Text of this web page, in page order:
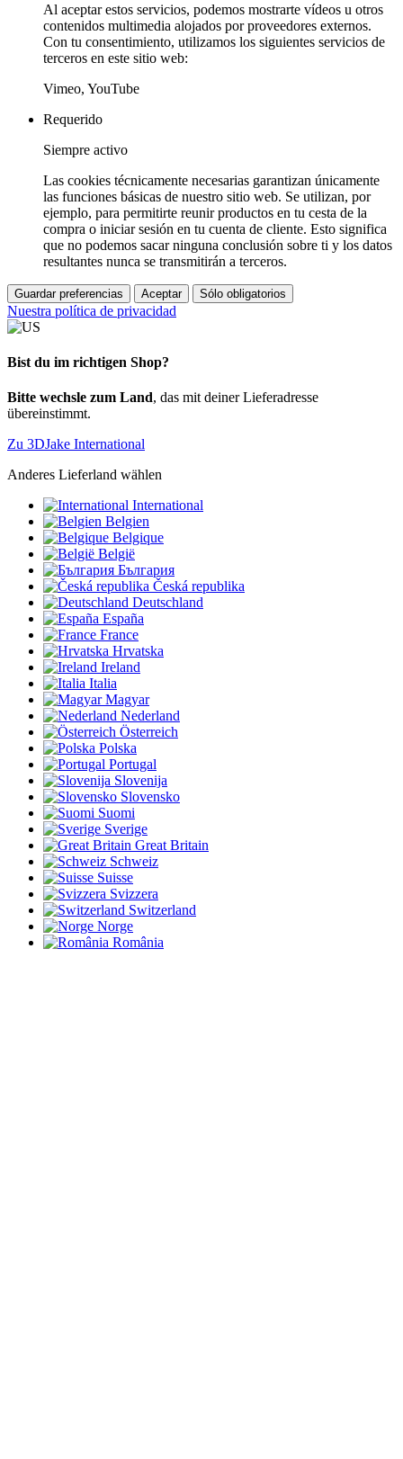
Al aceptar estos servicios, podemos mostrarte vídeos u otros
contenidos multimedia alojados por proveedores externos.
Con tu consentimiento, utilizamos los siguientes servicios de
terceros en este sitio web:
Vimeo, YouTube
Requerido
Siempre activo
Las cookies técnicamente necesarias garantizan únicamente
las funciones básicas de nuestro sitio web. Se utilizan, por
ejemplo, para permitirte reunir productos en tu cesta de la
compra o iniciar sesión en tu cuenta de cliente. Esto significa
que no podemos sacar ninguna conclusión sobre ti y los datos
resultantes nunca se transmitirán a terceros.
Guardar preferencias Aceptar Sólo obligatorios
Nuestra política de privacidad
Bist du im richtigen Shop?
Bitte wechsle zum Land, das mit deiner Lieferadresse
übereinstimmt.
Zu 3DJake International
Anderes Lieferland wählen
International
Belgien
Belgique
België
България
Česká republika
Deutschland
España
France
Hrvatska
Ireland
Italia
Magyar
Nederland
Österreich
Polska
Portugal
Slovenija
Slovensko
Suomi
Sverige
Great Britain
Schweiz
Suisse
Svizzera
Switzerland
Norge
România